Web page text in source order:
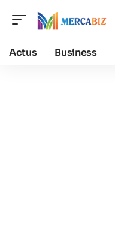
Actus Business